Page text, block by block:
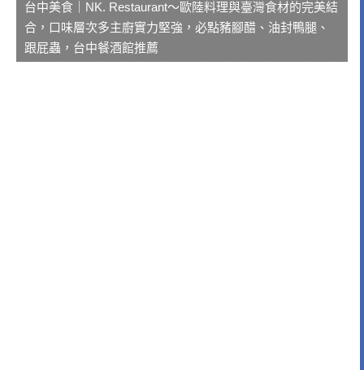
台中美食｜NK. Restaurant～歐陸料理與臺灣食材的完美結
合，口味層次多主廚實力堅強，必點豬腳醋、油封鴨腿、
跟屁蟲，台中餐酒館推薦